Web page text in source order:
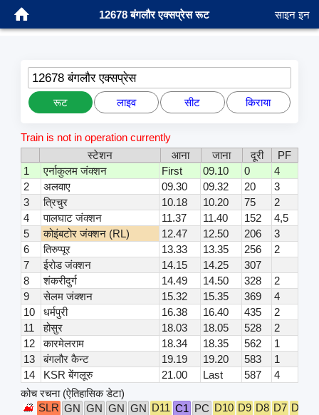
12678 बंगलौर एक्सप्रेस रूट साइन इन
12678 बंगलौर एक्सप्रेस
रूट लाइव सीट किराया
Train is not in operation currently
स्टेशन
आना जाना दूरी
PF
1
एर्नाकुलम जंक्शन First 09.10 0
4
2
अलवाए 09.30 09.32 20
3
3
त्रिचुर 10.18 10.20 75
2
4
पालघाट जंक्शन 11.37 11.40 152
4,5
5
कोइंबटोर जंक्शन (RL) 12.47 12.50 206
3
6
तिरुप्पूर 13.33 13.35 256
2
7
ईरोड जंक्शन 14.15 14.25
307
8
शंकरीदुर्ग 14.49 14.50 328
2
9
सेलम जंक्शन 15.32 15.35 369
4
10
धर्मपुरी 16.38 16.40 435
2
11
होसुर 18.03 18.05 528
2
12
कारमेलराम 18.34 18.35 562
1
13
बंगलौर कैन्ट 19.19 19.20 583
1
14
KSR बेंगलूरु 21.00 Last 587
4
कोच रचना (ऐतिहासिक डेटा)
SLR GN GN GN GN D11 C1 PC D10 D9 D8 D7 D6